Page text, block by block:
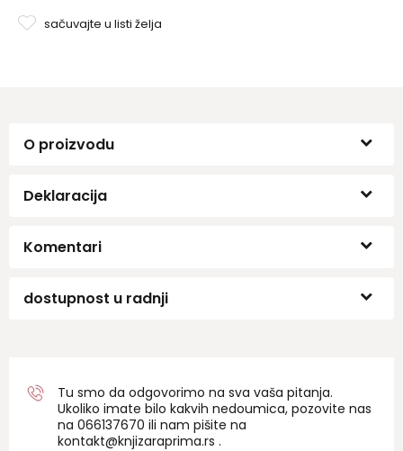
sačuvajte u listi želja
O proizvodu
Deklaracija
Komentari
dostupnost u radnji
Tu smo da odgovorimo na sva vaša pitanja.
Ukoliko imate bilo kakvih nedoumica, pozovite nas
na 066137670 ili nam pišite na
kontakt@knjizaraprima.rs .